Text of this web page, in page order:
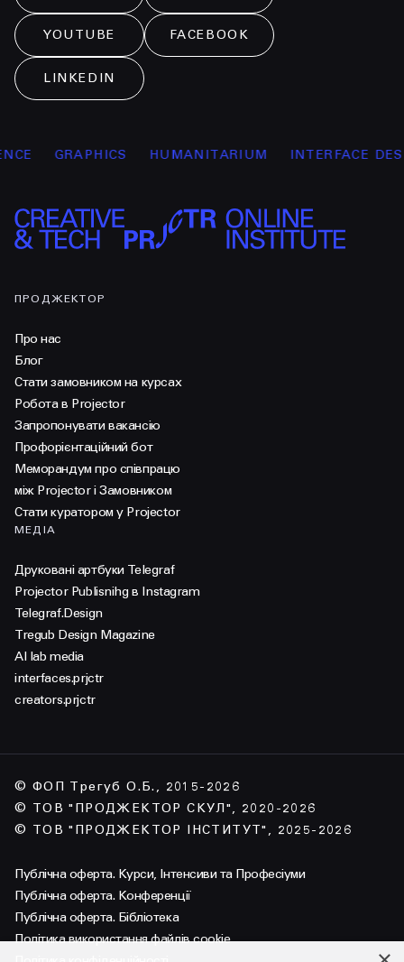
YOUTUBE FACEBOOK
LINKEDIN
GRAPHICS HUMANITARIUM INTERFACE DESIGN
ПРОДЖЕКТОР
Про нас
Блог
Стати замовником на курсах
Робота в Projector
Запропонувати вакансію
Профорієнтаційний бот
Меморандум про співпрацю
між Projector і Замовником
Стати куратором у Projector
МЕДІА
Друковані артбуки Telegraf
Projector Publisnihg в Instagram
Telegraf.Design
Tregub Design Magazine
AI lab media
interfaces.prjctr
creators.prjctr
© ФОП Трегуб О.Б., 2015-2026
© ТОВ "ПРОДЖЕКТОР СКУЛ", 2020-2026
© ТОВ "ПРОДЖЕКТОР ІНСТИТУТ", 2025-2026
Публічна оферта. Курси, Інтенсиви та Професіуми
Публічна оферта. Конференції
Публічна оферта. Бібліотека
Політика використання файлів cookie